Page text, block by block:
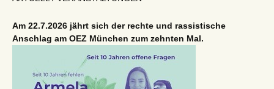
Am 22.7.2026 jährt sich der rechte und rassistische
Anschlag am OEZ München zum zehnten Mal.